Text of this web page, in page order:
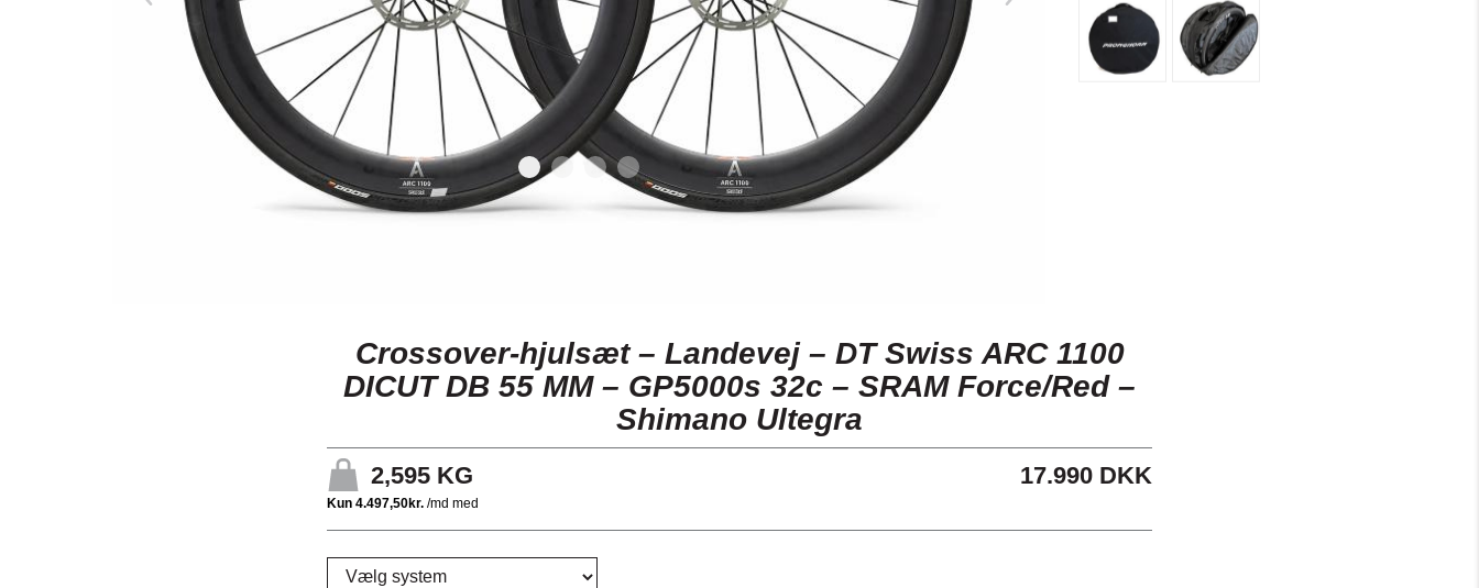
Crossover-hjulsæt – Landevej – DT Swiss ARC 1100
DICUT DB 55 MM – GP5000s 32c – SRAM Force/Red –
Shimano Ultegra
2,595 KG 17.990 DKK